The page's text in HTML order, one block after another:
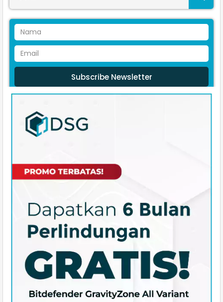
Subscribe Newsletter